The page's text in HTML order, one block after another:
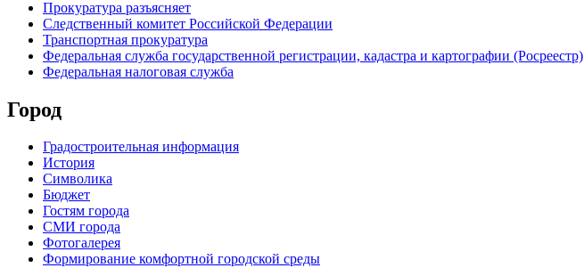
Прокуратура разъясняет
Следственный комитет Российской Федерации
Транспортная прокуратура
Федеральная служба государственной регистрации, кадастра и картографии (Росреестр)
Федеральная налоговая служба
Город
Градостроительная информация
История
Символика
Бюджет
Гостям города
СМИ города
Фотогалерея
Формирование комфортной городской среды